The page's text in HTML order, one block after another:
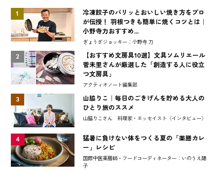
1
冷凍餃子のパリッとおいしい焼き方をプロ
が伝授！ 羽根つきも簡単に焼くコツとは｜
小野寺力おすすめ...
ぎょうざジョッキー：小野寺 力
2
【おすすめ文房具10選】文具ソムリエール
菅未里さんが厳選した「創造する人に役立
つ文房具」
アクティオノート編集部
3
山脇りこ｜毎日のごきげんを貯める大人の
ひとり旅のススメ
山脇りこさん 料理家・エッセイスト〈インタビュー〉
4
猛暑に負けない体をつくる夏の「薬膳カレ
ー」レシピ
国際中医薬膳師・フードコーディネーター：いのうえ陽
子